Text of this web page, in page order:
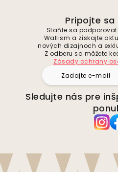
Pripojte sa
Staňte sa
Wallism a získajte
nových dizajnoch a
Z odberu sa môžete
Zásady ochrany
Sledujte nás pre